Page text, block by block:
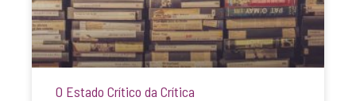
O Estado Crítico da Crítica